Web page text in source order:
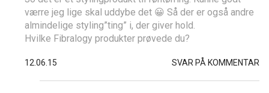
værre jeg lige skal uddybe det 😀 Så der er også andre
almindelige styling”ting” i, der giver hold.
Hvilke Fibralogy produkter prøvede du?
12.06.15 SVAR PÅ KOMMENTAR